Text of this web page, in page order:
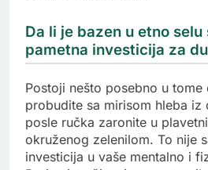
Da li je bazen u etno
pametna investicija za
Postoji nešto posebno u tome
probudite sa mirisom hleba iz
posle ručka zaronite u
okruženog zelenilom. To nije
investicija u vaše mentalno i